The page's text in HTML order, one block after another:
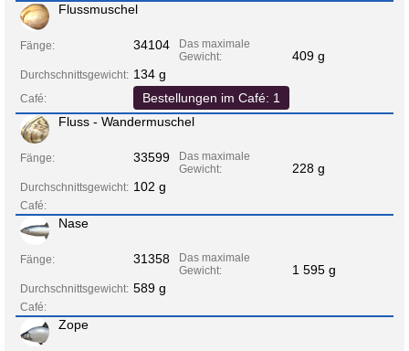
Flussmuschel
Fänge: 34104
Das maximale
Gewicht:
409 g
Durchschnittsgewicht: 134 g
Café:
Bestellungen im Café: 1
Fluss - Wandermuschel
Fänge: 33599
Das maximale
Gewicht:
228 g
Durchschnittsgewicht: 102 g
Café:
Nase
Fänge: 31358
Das maximale
Gewicht:
1 595 g
Durchschnittsgewicht: 589 g
Café:
Zope